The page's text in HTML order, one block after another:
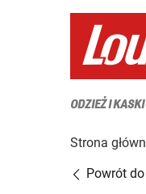
ODZIEŻ I KASKI
Strona
Powrót